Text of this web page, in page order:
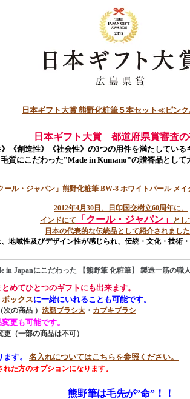
日本ギフト大賞 熊野化粧筆５本セット≪ピン
日本ギフト大賞 都道府県賞審査
》《創造性》《社会性》の3つの用件を満たしてい
質にこだわった”Made in Kumano”の贈答品として
ール・ジャパン」熊野化粧筆 BW-8 ホワイトパール メ
2012年4月30日、日印国交樹立60周年に、
インドにて
「クール・ジャパン」
とし
日本の代表的な伝統品として紹介されまし
地域性及びデザイン性が感じられ、伝統・文化・技術
in Japanにこだわった 【熊野筆 化粧筆】 製造一筋の職
めてひとつのギフトにも出来ます。
ボックスに一緒にいれることも可能です。
の商品 ） 洗顔ブラシ大 ・ カブキブラシ
更も可能です。
（一部の商品は不可）
す。 名入れについてはこちらを参照ください。
た方のオプションになります。
熊野筆は毛先が”命”！！